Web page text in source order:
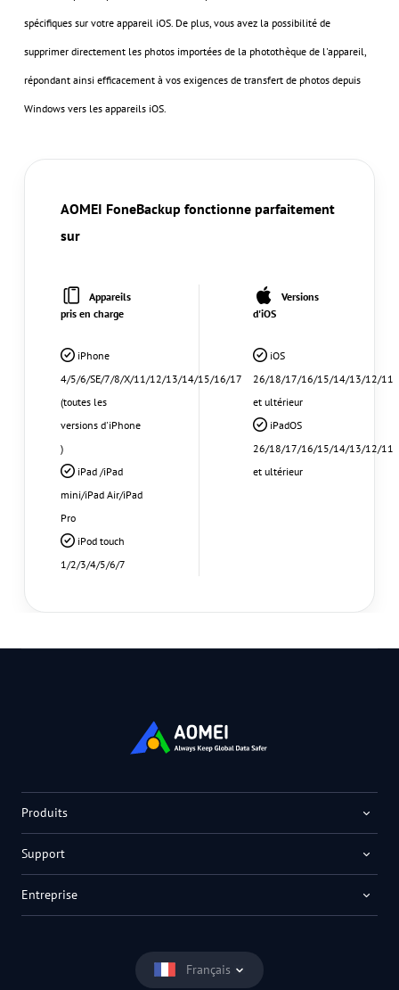
spécifiques sur votre appareil iOS. De plus, vous avez la possibilité de
supprimer directement les photos importées de la photothèque de l'appareil,
répondant ainsi efficacement à vos exigences de transfert de photos depuis
Windows vers les appareils iOS.
AOMEI FoneBackup fonctionne parfaitement
sur
Appareils
pris en charge
iPhone
4/5/6/SE/7/8/X/11/12/13/14/15/16/17
(toutes les
versions d'iPhone
)
iPad /iPad
mini/iPad Air/iPad
Pro
iPod touch
1/2/3/4/5/6/7
Versions
d'iOS
iOS
26/18/17/16/15/14/13/12/11
et ultérieur
iPadOS
26/18/17/16/15/14/13/12/11
et ultérieur
Français
Produits
Support
Entreprise